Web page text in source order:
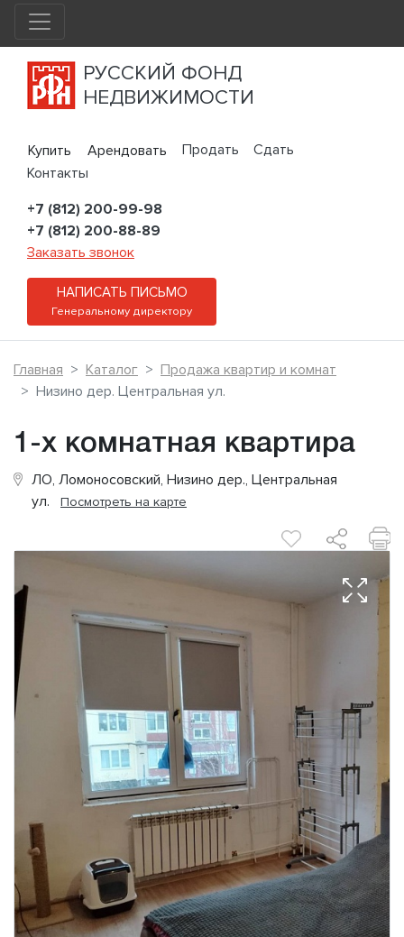
РУССКИЙ ФОНД
НЕДВИЖИМОСТИ
Купить Арендовать Продать
Сдать
Контакты
+7 (812) 200-99-98
+7 (812) 200-88-89
Заказать звонок
НАПИСАТЬ ПИСЬМО
Генеральному директору
Главная Каталог
Продажа квартир и комнат
Низино дер. Центральная ул.
1-х комнатная квартира
ЛО, Ломоносовский, Низино дер., Центральная
ул. Посмотреть на карте